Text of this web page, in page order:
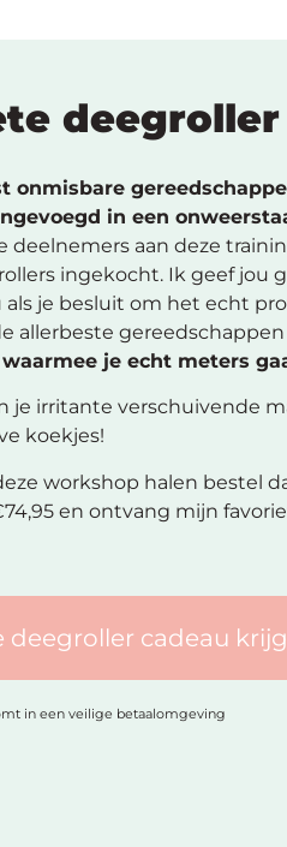
deegroller
onmisbare
in een
deelnemers aan deze
ingekocht. Ik geef jou
als je besluit om het echt
allerbeste
je echt meters
je irritante verschuivende
koekjes!
workshop halen bestel
en ontvang mijn
deegroller cadeau
in een veilige betaalomgeving